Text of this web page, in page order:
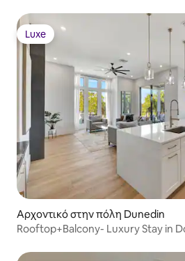
Luxe
Luxe
Αρχοντικό στην πόλη Dunedin
Rooftop+Balcony- Luxury Stay in